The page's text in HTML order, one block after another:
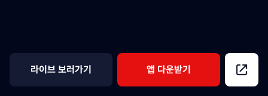
라이브 보러가기 앱 다운받기